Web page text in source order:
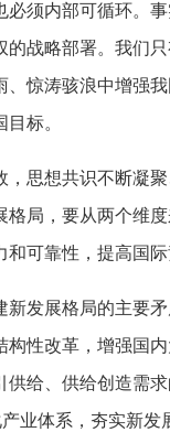
须内部可循环。
战略部署。我们
惊涛骇浪中增强
标。
想共识不断凝
局，要从两个维
可靠性，提高国
展格局的主要
性改革，增强国
给、供给创造需
业体系，夯实新